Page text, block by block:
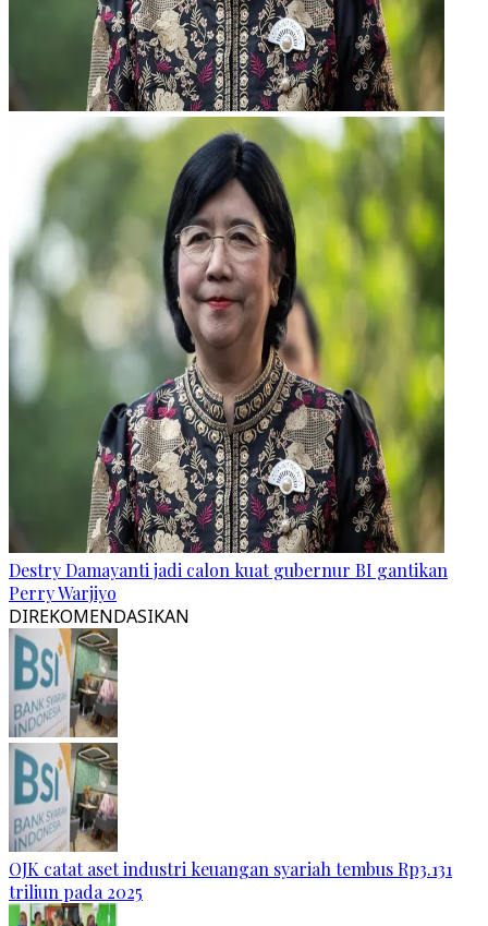
Destry Damayanti jadi calon kuat gubernur BI gantikan
Perry Warjiyo
DIREKOMENDASIKAN
OJK catat aset industri keuangan syariah tembus Rp3.131
triliun pada 2025